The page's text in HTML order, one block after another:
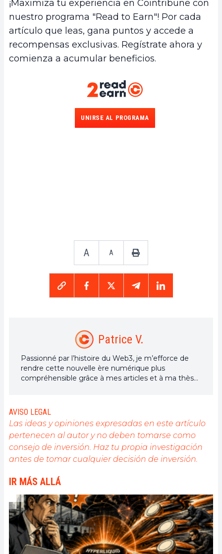
¡Maximiza tu experiencia en Cointribune con
nuestro programa "Read to Earn"! Por cada
artículo que leas, gana puntos y accede a
recompensas exclusivas. Regístrate ahora y
comienza a acumular beneficios.
UNIRSE AL PROGRAMA
A A
Patrice V.
Passionné par l’histoire du Web3, je m’efforce de
rendre cette nouvelle ère numérique plus
compréhensible grâce à mes articles et à ma thèse
AVISO LEGAL
Las ideas y opiniones expresadas en este artículo
pertenecen al autor y no deben tomarse como
consejo de inversión. Haz tu propia investigación
antes de tomar cualquier decisión de inversión.
IR MÁS ALLÁ